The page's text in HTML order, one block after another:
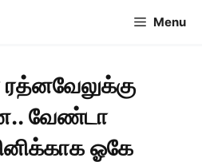
Menu
வேண்டா
ஓகே